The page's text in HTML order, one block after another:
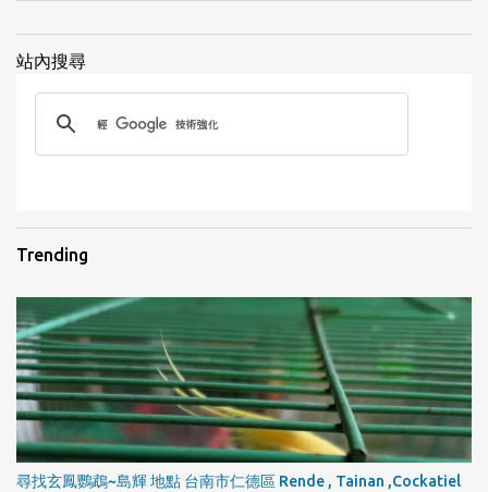
站內搜尋
Trending
尋找玄鳳鸚鵡~島輝 地點 台南市仁德區 Rende , Tainan ,Cockatiel